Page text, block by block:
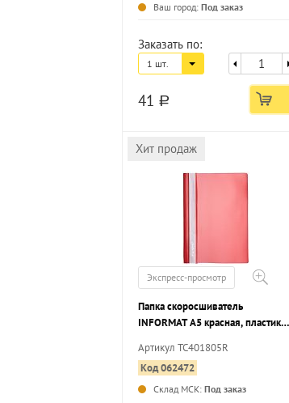
Ваш город: Под заказ
Заказать по:
1 шт.
41 a
Хит продаж
Экспресс-просмотр
Папка скоросшиватель
INFORMAT А5 красная, пластик
Артикул TC401805R
Код 062472
Склад МСК: Под заказ